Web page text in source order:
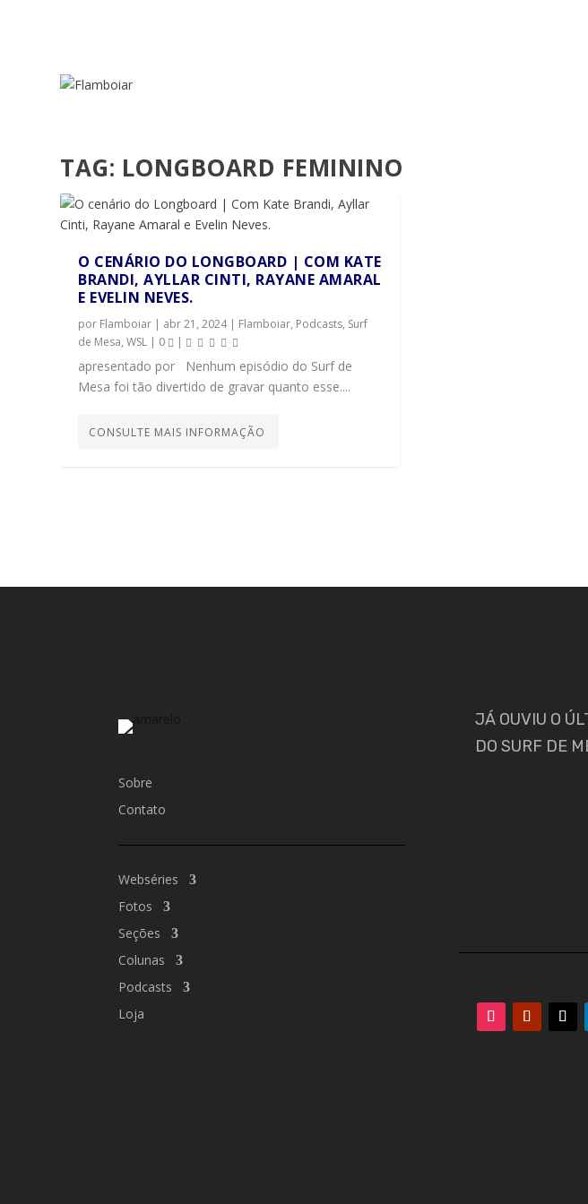
TAG: LONGBOARD FEMININO
O CENÁRIO DO LONGBOARD | COM KATE
BRANDI, AYLLAR CINTI, RAYANE AMARAL
E EVELIN NEVES.
por Flamboiar | abr 21, 2024| Flamboiar, Podcasts, Surf
de Mesa,WSL | 0 |
apresentado por Nenhum episódio do Surf de
Mesa foi tão divertido de gravar quanto esse....
CONSULTE MAIS INFORMAÇÃO
Sobre
Contato
Webséries
Fotos
Seções
Colunas
Podcasts
Loja
JÁ OUVIU O
DO SURF DE